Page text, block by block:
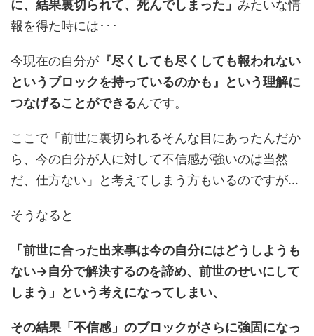
に、結果裏切られて、死んでしまった」 みたいな情
報を得た時には･･･
今現在の自分が 『尽くしても尽くしても報われない
というブロックを持っているのかも』という理解に
つなげることができるんです。
ここで「前世に裏切られるそんな目にあったんだか
ら、今の自分が人に対して不信感が強いのは当然
だ、仕方ない」と考えてしまう方もいるのですが…
そうなると
「前世に合った出来事は今の自分にはどうしようも
ない→自分で解決するのを諦め、前世のせいにして
しまう」という考えになってしまい、
その結果「不信感」のブロックがさらに強固になっ